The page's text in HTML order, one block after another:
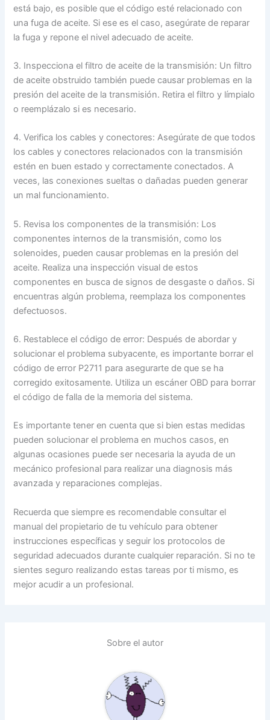
está bajo, es posible que el código esté relacionado con
una fuga de aceite. Si ese es el caso, asegúrate de reparar
la fuga y repone el nivel adecuado de aceite.
3. Inspecciona el filtro de aceite de la transmisión: Un filtro
de aceite obstruido también puede causar problemas en la
presión del aceite de la transmisión. Retira el filtro y límpialo
o reemplázalo si es necesario.
4. Verifica los cables y conectores: Asegúrate de que todos
los cables y conectores relacionados con la transmisión
estén en buen estado y correctamente conectados. A
veces, las conexiones sueltas o dañadas pueden generar
un mal funcionamiento.
5. Revisa los componentes de la transmisión: Los
componentes internos de la transmisión, como los
solenoides, pueden causar problemas en la presión del
aceite. Realiza una inspección visual de estos
componentes en busca de signos de desgaste o daños. Si
encuentras algún problema, reemplaza los componentes
defectuosos.
6. Restablece el código de error: Después de abordar y
solucionar el problema subyacente, es importante borrar el
código de error P2711 para asegurarte de que se ha
corregido exitosamente. Utiliza un escáner OBD para borrar
el código de falla de la memoria del sistema.
Es importante tener en cuenta que si bien estas medidas
pueden solucionar el problema en muchos casos, en
algunas ocasiones puede ser necesaria la ayuda de un
mecánico profesional para realizar una diagnosis más
avanzada y reparaciones complejas.
Recuerda que siempre es recomendable consultar el
manual del propietario de tu vehículo para obtener
instrucciones específicas y seguir los protocolos de
seguridad adecuados durante cualquier reparación. Si no te
sientes seguro realizando estas tareas por ti mismo, es
mejor acudir a un profesional.
Sobre el autor